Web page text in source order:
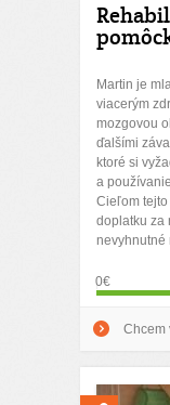
Martin je
viacerým
mozgovou
ďalšími
ktoré si
a
Cieľom
doplatku za
nevyhnutné
0€
Chcem